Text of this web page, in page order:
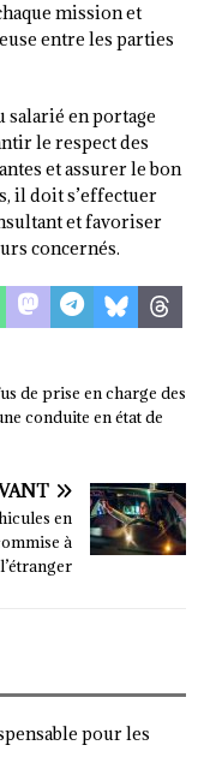
mission et
entre les parties
salarié en portage
le respect des
et assurer le bon
il doit s’effectuer
et favoriser
concernés.
de prise en charge des
conduite en état de
en
à
l’étranger
pour les